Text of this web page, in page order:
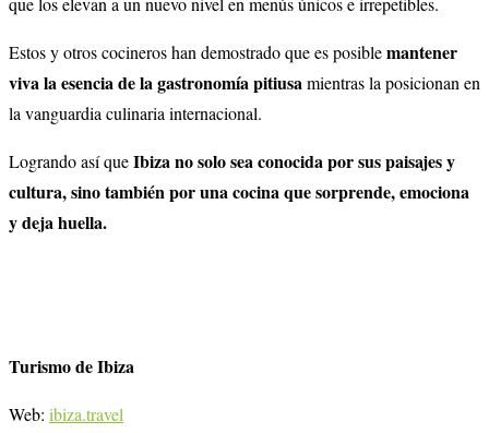
Estos y otros cocineros han demostrado que es posiblemantener
viva la esencia de la gastronomía pitiusa mientras la posicionan en
la vanguardia culinaria internacional.
Logrando así queIbiza no solo sea conocida por sus paisajes y
cultura, sino también por una cocina que sorprende, emociona
y deja huella.
Turismo de Ibiza
Web: ibiza.travel